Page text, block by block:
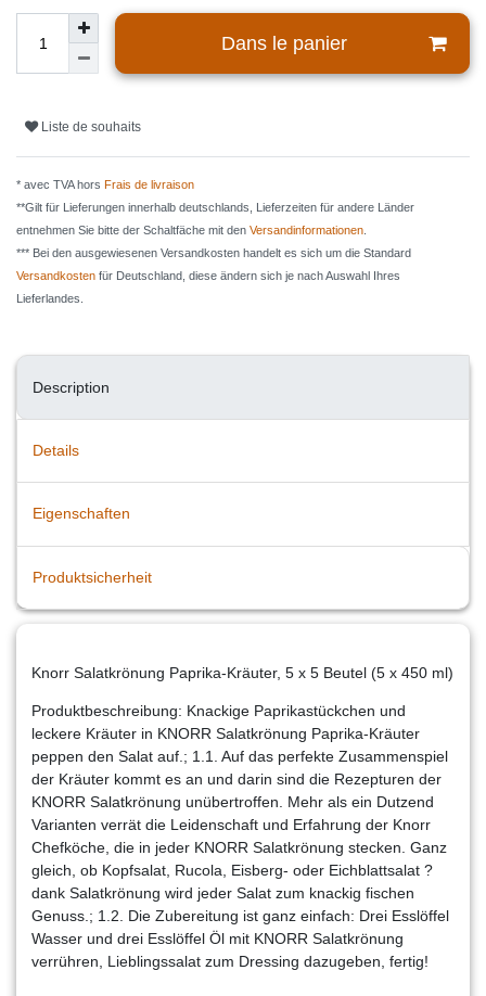
Dans le panier
Liste de souhaits
* avec TVA hors Frais de livraison
**Gilt für Lieferungen innerhalb deutschlands, Lieferzeiten für andere Länder
entnehmen Sie bitte der Schaltfäche mit den Versandinformationen
*** Bei den ausgewiesenen Versandkosten handelt es sich um die Standard
Versandkosten für Deutschland, diese ändern sich je nach Auswahl Ihres
Lieferlandes.
Description
Details
Eigenschaften
Produktsicherheit
Knorr Salatkrönung Paprika-Kräuter, 5 x 5 Beutel (5 x 450 ml)
Produktbeschreibung: Knackige Paprikastückchen und
leckere Kräuter in KNORR Salatkrönung Paprika-Kräuter
peppen den Salat auf.; 1.1. Auf das perfekte Zusammenspiel
der Kräuter kommt es an und darin sind die Rezepturen der
KNORR Salatkrönung unübertroffen. Mehr als ein Dutzend
Varianten verrät die Leidenschaft und Erfahrung der Knorr
Chefköche, die in jeder KNORR Salatkrönung stecken. Ganz
gleich, ob Kopfsalat, Rucola, Eisberg- oder Eichblattsalat ?
dank Salatkrönung wird jeder Salat zum knackig fischen
Genuss.; 1.2. Die Zubereitung ist ganz einfach: Drei Esslöffel
Wasser und drei Esslöffel Öl mit KNORR Salatkrönung
verrühren, Lieblingssalat zum Dressing dazugeben, fertig!